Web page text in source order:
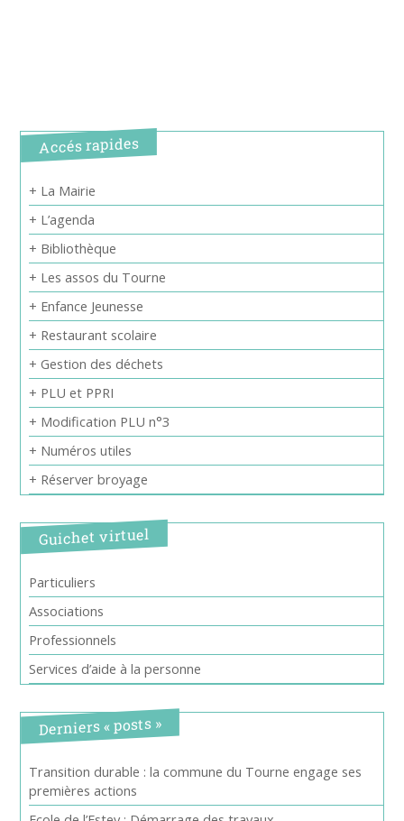
Accés rapides
+ La Mairie
+ L’agenda
+ Bibliothèque
+ Les assos du Tourne
+ Enfance Jeunesse
+ Restaurant scolaire
+ Gestion des déchets
+ PLU et PPRI
+ Modification PLU n°3
+ Numéros utiles
+ Réserver broyage
Guichet virtuel
Particuliers
Associations
Professionnels
Services d’aide à la personne
Derniers « posts »
Transition durable : la commune du Tourne engage ses
premières actions